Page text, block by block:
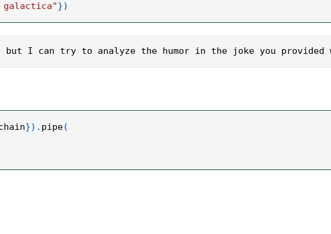
})
but I can try to analyze the humor in the joke you
}) . pipe(